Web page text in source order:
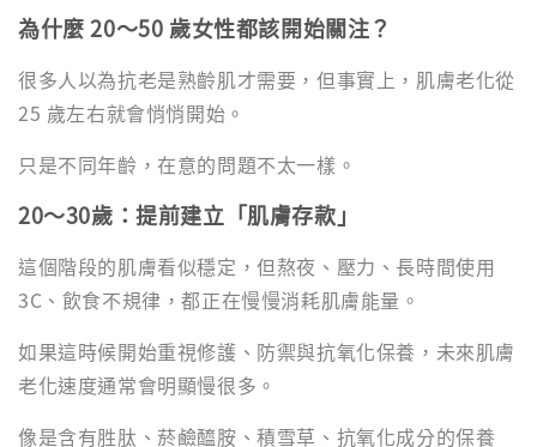
為什麼 20～50 歲女性都該開始關注？
很多人以為抗老是熟齡肌才需要，但事實上，肌膚老化從
25 歲左右就會悄悄開始。
只是不同年齡，在意的問題不太一樣。
20～30歲：提前建立「肌膚存款」
這個階段的肌膚看似穩定，但熬夜、壓力、長時間使用
3C、飲食不規律，都正在慢慢消耗肌膚能量。
如果這時候開始重視修護、防禦與抗氧化保養，未來肌膚
老化速度通常會明顯慢很多。
像是含有胜肽、菸鹼醯胺、積雪草、抗氧化成分的保養